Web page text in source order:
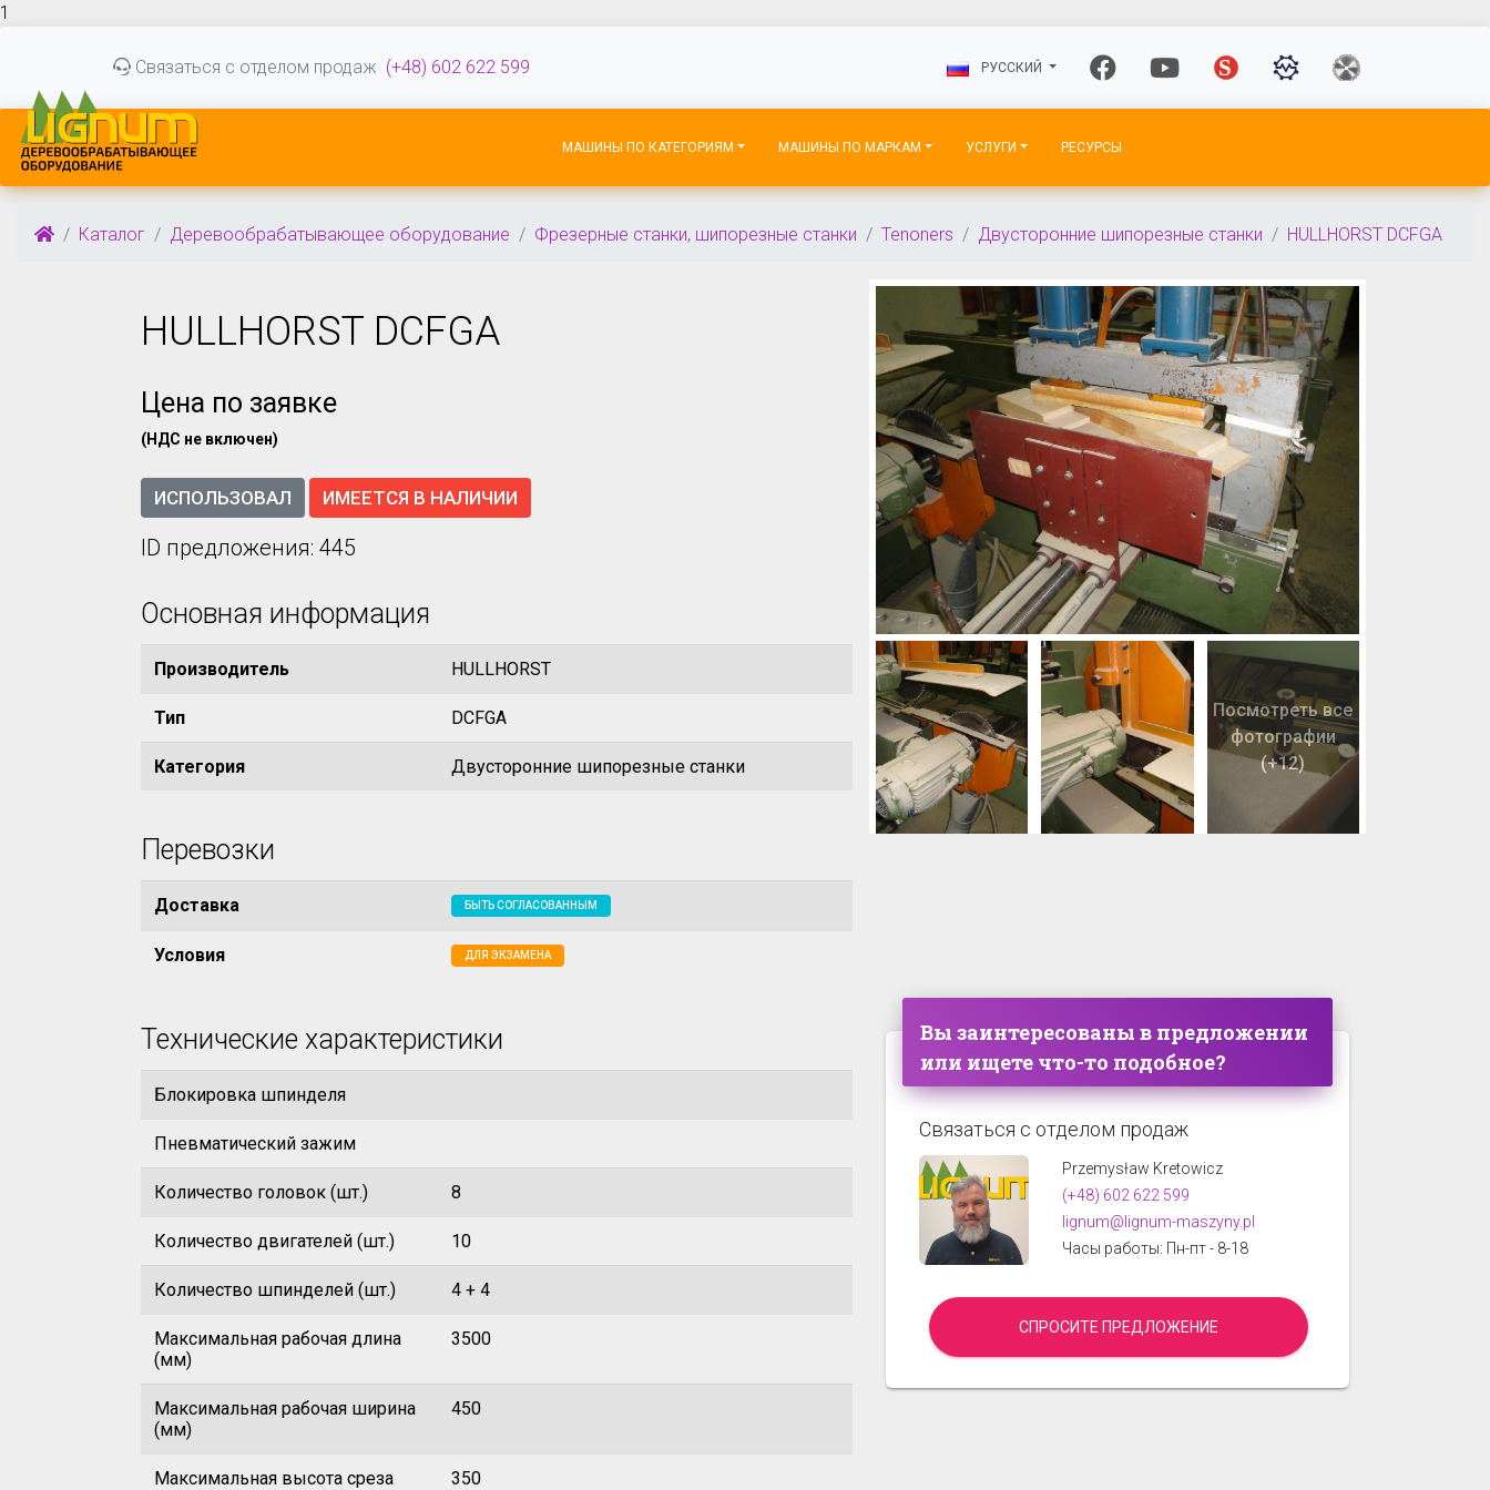
1
Связаться с отделом продаж (+48) 602 622 599 PУССКИЙ
МАШИНЫ ПО КАТЕГОРИЯМ МАШИНЫ ПО МАРКАМ УСЛУГИ РЕСУРСЫ
Каталог Деревообрабатывающее оборудование Фрезерные станки, шипорезные станки Tenoners Двусторонние шипорезные станки HULLHORST DCFGA
HULLHORST DCFGA
Цена по заявке
(НДС не включен)
ИСПОЛЬЗОВАЛ ИМЕЕТСЯ В НАЛИЧИИ
ID предложения: 445
Основная информация
Производитель HULLHORST
Тип DCFGA
Категория Двусторонние шипорезные станки
Перевозки
Доставка БЫТЬ СОГЛАСОВАННЫМ
Условия ДЛЯ ЭКЗАМЕНА
Посмотреть все
фотографии
(+12)
Вы заинтересованы в предложении
или ищете что-то подобное?
Связаться с отделом продаж
Przemysław Kretowicz
(+48) 602 622 599
lignum@lignum-maszyny.pl
Часы работы: Пн-пт - 8-18
СПРОСИТЕ ПРЕДЛОЖЕНИЕ
Технические характеристики
Блокировка шпинделя
Пневматический зажим
Количество головок (шт.) 8
Количество двигателей (шт.) 10
Количество шпинделей (шт.) 4 + 4
Максимальная рабочая длина
(мм)
3500
Максимальная рабочая ширина
(мм)
450
Максимальная высота среза
350